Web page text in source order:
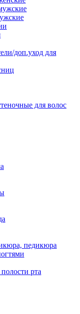
доп.уход для
для волос
педикюра
рта